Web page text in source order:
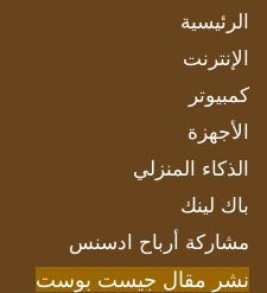
الرئيسية
الإنترنت
كمبيوتر
الأجهزة
الذكاء المنزلي
باك لينك
مشاركة أرباح ادسنس
نشر مقال جيست بوست